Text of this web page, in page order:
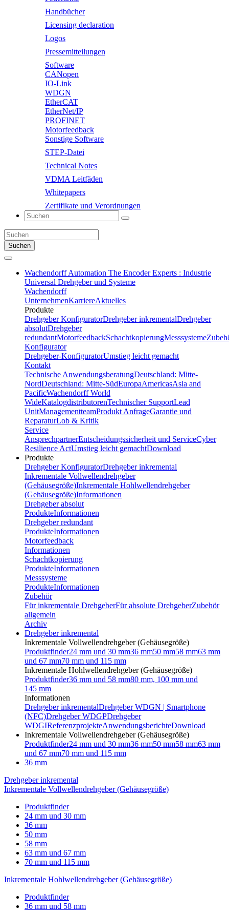
Handbücher
Licensing declaration
Logos
Pressemitteilungen
Software
CANopen
IO-Link
WDGN
EtherCAT
EtherNet/IP
PROFINET
Motorfeedback
Sonstige Software
STEP-Datei
Technical Notes
VDMA Leitfäden
Whitepapers
Zertifikate und Verordnungen
Suchen
Wachendorff Automation The Encoder Experts : Industrie
Universal Drehgeber und Systeme
Wachendorff
UnternehmenKarriereAktuelles
Produkte
Drehgeber KonfiguratorDrehgeber inkrementalDrehgeber
absolutDrehgeber
redundantMotorfeedbackSchachtkopierungMesssysteme
Konfigurator
Drehgeber-KonfiguratorUmstieg leicht gemacht
Kontakt
Technische AnwendungsberatungDeutschland: Mitte-
NordDeutschland: Mitte-SüdEuropaAmericasAsia and
PacificWachendorff World
WideKatalogdistributorenTechnischer SupportLead
UnitManagementteamProdukt AnfrageGarantie und
ReparaturLob & Kritik
Service
AnsprechpartnerEntscheidungssicherheit und ServiceCyber
Resilience ActUmstieg leicht gemachtDownload
Produkte
Drehgeber KonfiguratorDrehgeber inkremental
Inkrementale Vollwellendrehgeber
(Gehäusegröße)Inkrementale Hohlwellendrehgeber
(Gehäusegröße)Informationen
Drehgeber absolut
ProdukteInformationen
Drehgeber redundant
ProdukteInformationen
Motorfeedback
Informationen
Schachtkopierung
ProdukteInformationen
Messsysteme
ProdukteInformationen
Zubehör
Für inkrementale DrehgeberFür absolute DrehgeberZubehör
allgemein
Archiv
Drehgeber inkremental
Inkrementale Vollwellendrehgeber (Gehäusegröße)
Produktfinder24 mm und 30 mm36 mm50 mm58 mm63 mm
und 67 mm70 mm und 115 mm
Inkrementale Hohlwellendrehgeber (Gehäusegröße)
Produktfinder36 mm und 58 mm80 mm, 100 mm und
145 mm
Informationen
Drehgeber inkrementalDrehgeber WDGN | Smartphone
(NFC)Drehgeber WDGPDrehgeber
WDGIReferenzprojekteAnwendungsberichteDownload
Inkrementale Vollwellendrehgeber (Gehäusegröße)
Produktfinder24 mm und 30 mm36 mm50 mm58 mm63 mm
und 67 mm70 mm und 115 mm
36 mm
Drehgeber inkremental
Inkrementale Vollwellendrehgeber (Gehäusegröße)
Produktfinder
24 mm und 30 mm
36 mm
50 mm
58 mm
63 mm und 67 mm
70 mm und 115 mm
Inkrementale Hohlwellendrehgeber (Gehäusegröße)
Produktfinder
36 mm und 58 mm